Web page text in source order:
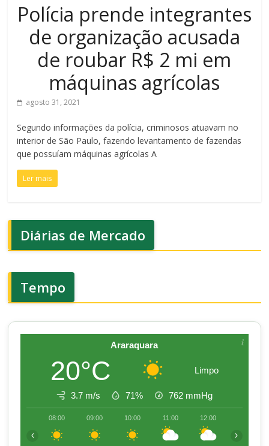
Polícia prende integrantes
de organização acusada
de roubar R$ 2 mi em
máquinas agrícolas
agosto 31, 2021
Segundo informações da polícia, criminosos atuavam no
interior de São Paulo, fazendo levantamento de fazendas
que possuíam máquinas agrícolas A
Ler mais
Diárias de Mercado
Tempo
Araraquara
20°C Limpo
3.7 m/s 71% 762 mmHg
08:00 09:00 10:00 11:00 12:00
‹ ›